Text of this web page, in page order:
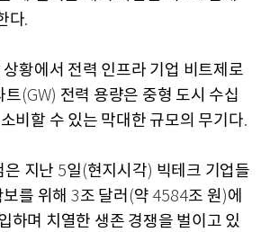
다.
황에서 전력 인프라 기업 비트제로
트(GW) 전력 용량은 중형 도시 수십
비할 수 있는 막대한 규모의 무기다.
은 지난 5일 (현지시각) 빅테크 기업들
를 위해 3조 달러 (약 4584조 원 )에
하며 치열한 생존 경쟁을 벌이고 있